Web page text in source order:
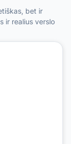
bet ir
ir realius verslo